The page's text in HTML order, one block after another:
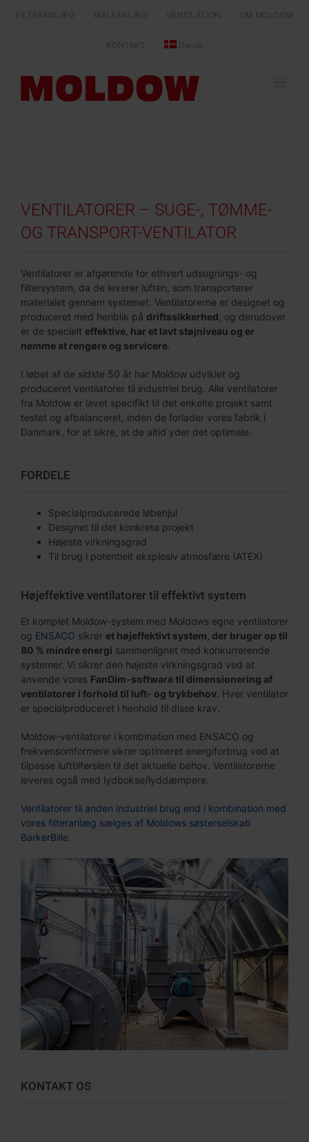
FILTERANLÆG MALEANLÆG VENTILATION OM MOLDOW
KONTAKT Dansk
VENTILATORER – SUGE-, TØMME-
OG TRANSPORT-VENTILATOR
Ventilatorer er afgørende for ethvert udsugnings- og
filtersystem, da de leverer luften, som transporterer
materialet gennem systemet. Ventilatorerne er designet og
produceret med henblik på driftssikkerhed , og derudover
er de specielt effektive, har et lavt støjniveau og er
nemme at rengøre og servicere
I løbet af de sidste 50 år har Moldow udviklet og
produceret ventilatorer til industriel brug. Alle ventilatorer
fra Moldow er lavet specifikt til det enkelte projekt samt
testet og afbalanceret, inden de forlader vores fabrik i
Danmark, for at sikre, at de altid yder det optimale.
FORDELE
Specialproducerede løbehjul
Designet til det konkrete projekt
Højeste virkningsgrad
Til brug i potentielt eksplosiv atmosfære (ATEX)
Højeffektive ventilatorer til effektivt system
Et komplet Moldow-system med Moldows egne ventilatorer
og ENSACO sikrer et højeffektivt system, der bruger op til
80 % mindre energi sammenlignet med konkurrerende
systemer. Vi sikrer den højeste virkningsgrad ved at
anvende vores FanDim-software til dimensionering af
ventilatorer i forhold til luft- og trykbehov . Hver ventilator
er specialproduceret i henhold til disse krav.
Moldow-ventilatorer i kombination med ENSACO og
frekvensomformere sikrer optimeret energiforbrug ved at
tilpasse lufttilførslen til det aktuelle behov. Ventilatorerne
leveres også med lydbokse/lyddæmpere.
Ventilatorer til anden industriel brug end i kombination med
vores filteranlæg sælges af Moldows søsterselskab
BarkerBille.
KONTAKT OS